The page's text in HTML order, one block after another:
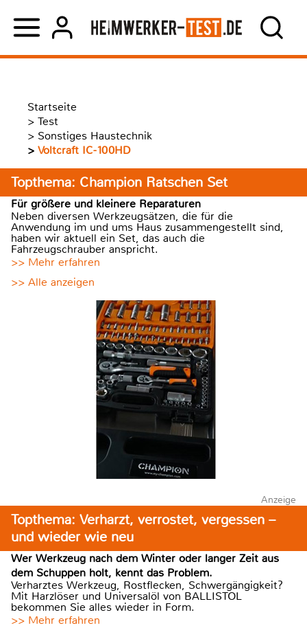
Startseite
> Test
> Sonstiges Haustechnik
> Voltcraft IC-100HD
Topthema: Champion Ratschen Set
Für größere und kleinere Reparaturen
Neben diversen Werkzeugsätzen, die für die
Anwendung im und ums Haus zusammengestellt sind,
haben wir aktuell ein Set, das auch die
Fahrzeugschrauber anspricht.
>> Mehr erfahren
>> Alle anzeigen
Anzeige
Topthema: Verharzt, verrostet, vergessen –
und wieder wie neu
Wer Werkzeug nach dem Winter oder langer Zeit aus
dem Schuppen holt, kennt das Problem.
Verharztes Werkzeug, Rostflecken, Schwergängigkeit?
Mit Harzlöser und Universalöl von BALLISTOL
bekommen Sie alles wieder in Form.
>> Mehr erfahren